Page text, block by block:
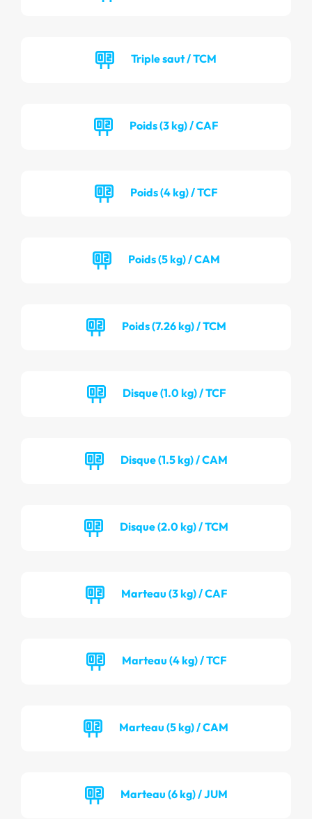
Triple saut / TCM
Poids (3 kg) / CAF
Poids (4 kg) / TCF
Poids (5 kg) / CAM
Poids (7.26 kg) / TCM
Disque (1.0 kg) / TCF
Disque (1.5 kg) / CAM
Disque (2.0 kg) / TCM
Marteau (3 kg) / CAF
Marteau (4 kg) / TCF
Marteau (5 kg) / CAM
Marteau (6 kg) / JUM